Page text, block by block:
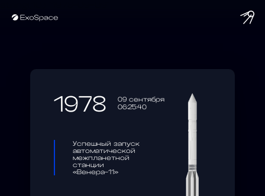
1978
09 сентября
06:25:40
Успешный запуск
автоматической
межпланетной
станции
«Венера-11»